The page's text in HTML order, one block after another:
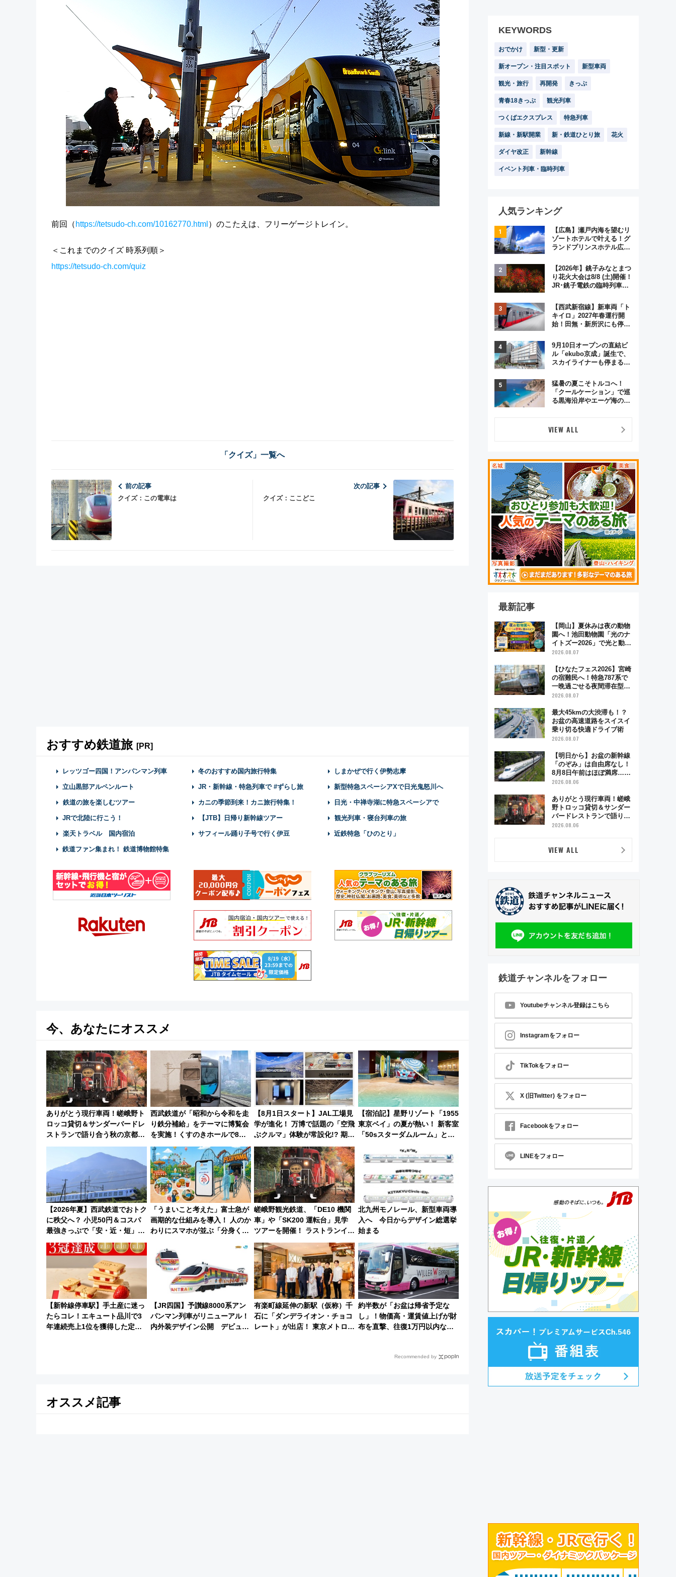
前回（ https://tetsudo-ch.com/10162770.html ）のこたえは、フリーゲージトレイン。
＜これまでのクイズ 時系列順＞
https://tetsudo-ch.com/quiz
「クイズ」一覧へ
前の記事
クイズ：この電車は
次の記事
クイズ：ここどこ
おすすめ鉄道旅 [PR]
レッツゴー四国！アンパンマン列車 冬のおすすめ国内旅行特集 しまかぜで行く伊勢志摩
立山黒部アルペンルート JR・新幹線・特急列車で #ずらし旅 新型特急スペーシアXで日光鬼怒川へ
鉄道の旅を楽しむツアー カニの季節到来！カニ旅行特集！ 日光・中禅寺湖に特急スペーシアで
JRで北陸に行こう！ 【JTB】日帰り新幹線ツアー 観光列車・寝台列車の旅
楽天トラベル 国内宿泊 サフィール踊り子号で行く伊豆 近鉄特急「ひのとり」
鉄道ファン集まれ！ 鉄道博物館特集
今、あなたにオススメ
ありがとう現行車両！嵯峨野ト
ロッコ貸切＆サンダーバードレ
ストランで語り合う秋の京都
斉藤雪乃＆福原トシヒロと行
く！9月13日「京都の鉄道満喫
ツアー」開催
西武鉄道が「昭和から令和を走
り鉄分補給」をテーマに博覧会
を実施！くすのきホールで8月
14日から 新車両「トキイロ」
体験ブースも アクセスや申込方
法を解説
【8月1日スタート】JAL工場見
学が進化！ 万博で話題の「空飛
ぶクルマ」体験が常設化!? 期間
限定の歴代制服仮想試着体験も
レポート
【宿泊記】星野リゾート「1955
東京ベイ」の夏が熱い！ 新客室
「50sスターダムルーム」とア
を満喫（千葉県浦安市）
【2026年夏】西武鉄道でおトク
に秩父へ？ 小児50円＆コスパ
最強きっぷで「安・近・短」な
家族旅行！ 深夜の正丸トンネル
探検や特急ラビューも
「うまいこと考えた」富士急が
画期的な仕組みを導入！ 人のか
わりにスマホが並ぶ「分身く
嵯峨野観光鉄道、「DE10 機関
車」や「SK200 運転台」見学
ツアーを開催！ ラストランイベ
ントの一環で激レア体験できち
ゃうかも 参加方法やスケジュー
ルをご紹介
北九州モノレール、新型車両導
入へ 今日からデザイン総選挙
始まる
【新幹線停車駅】手土産に迷っ
たらコレ！エキュート品川で3
年連続売上1位を獲得した定番
【JR四国】予讃線8000系アン
パンマン列車がリニューアル！
内外装デザイン公開 デビュー
有楽町線延伸の新駅（仮称）千
石に「ダンデライオン・チョコ
レート」が出店！ 東京メトロが
約半数が「お盆は帰省予定な
し」！物価高・運賃値上げが財
布を直撃、往復1万円以内なら
Recommended by
オススメ記事
KEYWORDS
おでかけ 新型・更新
新オープン・注目スポット 新型車両
観光・旅行 再開発 きっぷ
青春18きっぷ 観光列車
つくばエクスプレス 特急列車
新線・新駅開業 新・鉄道ひとり旅 花火
ダイヤ改正 新幹線
イベント列車・臨時列車
人気ランキング
【広島】瀬戸内海を望むリ
ゾートホテルで叶える！グ
ランドプリンスホテル広島
ジュアルパーティープラン
【2026年】銚子みなとまつ
り花火大会は8/8 (土)開催！
JR･銚子電鉄の臨時列車や
く8,000発の大迫力＆屋台
を満喫
【西武新宿線】新車両「ト
キイロ」2027年春運行開
始！田無・新所沢にも停
弾」も
9月10日オープンの直結ビ
ル「ekubo京成」誕生で、
スカイライナーも停まる巨
変わる？ 全テナント情報も
公開！
猛暑の夏こそトルコへ！
「クールケーション」で巡
る黒海沿岸やエーゲ海の避
オも認める『2026年に訪れ
るべき世界の旅先』
VIEW ALL
最新記事
【岡山】夏休みは夜の動物
園へ！池田動物園「光のナ
イトズー2026」で光と動物
が彩る特別な夜
2026.08.07
【ひなたフェス2026】宮崎
の宿難民へ！特急787系で
一晩過ごせる夜間滞在型イ
ベント「スワローおひさ
2026.08.07
最大45kmの大渋滞も！？
お盆の高速道路をスイスイ
乗り切る快適ドライブ術
2026.08.07
【明日から】お盆の新幹線
「のぞみ」は自由席なし！
8月8日午前はほぼ満席…で
も数時間ズラせば空きが見
「空席」探しのコツ
2026.08.06
ありがとう現行車両！嵯峨
野トロッコ貸切＆サンダー
バードレストランで語り合
う秋の京都 斉藤雪乃＆福
ー」開催
2026.08.06
VIEW ALL
鉄道チャンネルをフォロー
Youtubeチャンネル登録はこちら
Instagramをフォロー
TikTokをフォロー
X (旧Twitter) をフォロー
Facebookをフォロー
LINEをフォロー